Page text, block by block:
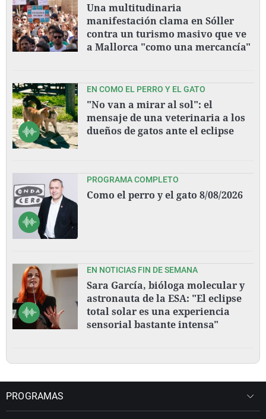
Una multitudinaria
manifestación clama en Sóller
contra un turismo masivo que ve
a Mallorca "como una mercancía"
EN COMO EL PERRO Y EL GATO
"No van a mirar al sol": el
mensaje de una veterinaria a los
dueños de gatos ante el eclipse
PROGRAMA COMPLETO
Como el perro y el gato 8/08/2026
EN NOTICIAS FIN DE SEMANA
Sara García, bióloga molecular y
astronauta de la ESA: "El eclipse
total solar es una experiencia
sensorial bastante intensa"
PROGRAMAS